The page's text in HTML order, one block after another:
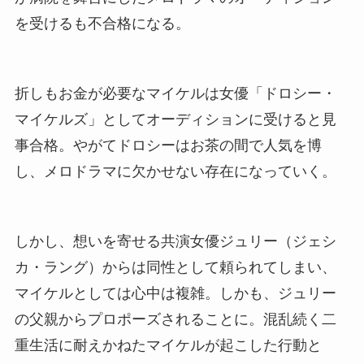
を受けるも不合格になる。
折しもお金が必要なマイケルは女優「ドロシー・
マイケルズ」としてオーディションに受けると見
事合格。やがてドロシーはお茶の間で人気を博
し、メロドラマに欠かせない存在になっていく。
しかし、想いを寄せる共演女優ジュリー（ジェシ
カ・ラング）からは同性として頼られてしまい、
マイケルとしては心中は複雑。しかも、ジュリー
の父親からプロポーズされることに。混乱続く二
重生活に耐えかねたマイケルが起こした行動と